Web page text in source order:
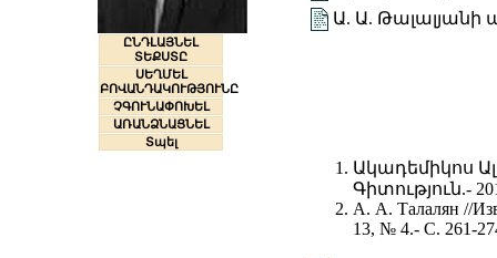
ԸՆԴԼԱՅՆԵԼ
ՏԵՔՍՏԸ
ՍԵՂՄԵԼ
ԲՈՎԱՆԴԱԿՈՒԹՅՈՒՆԸ
ՉԳՈՒՆԱՓՈԽԵԼ
ԱՌԱՆՁՆԱՑՆԵԼ
Տպել
Ա. Ա. Թալալյանի
Ակադեմիկոս
Գիտություն.-
А. А. Талалян //
13, № 4.- С. 261-